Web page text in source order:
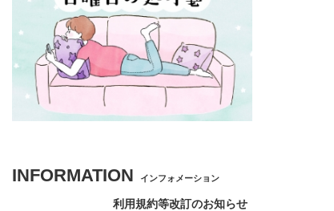
INFORMATION インフォメーション
利用規約等改訂のお知らせ